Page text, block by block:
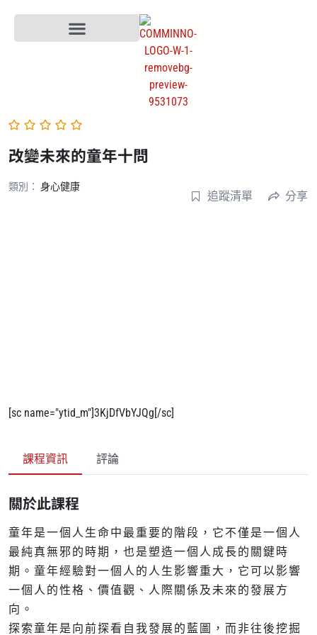
改變未來的童年十問
類別： 身心健康
追蹤清單 分享
[sc name="ytid_m"]3KjDfVbYJQg[/sc]
課程資訊 評論
關於此課程
童年是一個人生命中最重要的階段，它不僅是一個人
最純真無邪的時期，也是塑造一個人成長的關鍵時
期。童年經驗對一個人的人生影響重大，它可以影響
一個人的性格、價值觀、人際關係及未來的發展方
向。
探索童年是向前探看自我發展的藍圖，而非往後挖掘